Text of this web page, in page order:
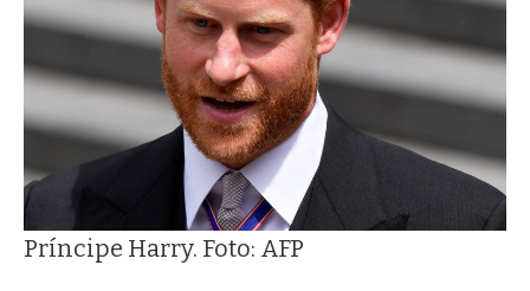
Príncipe Harry. Foto: AFP